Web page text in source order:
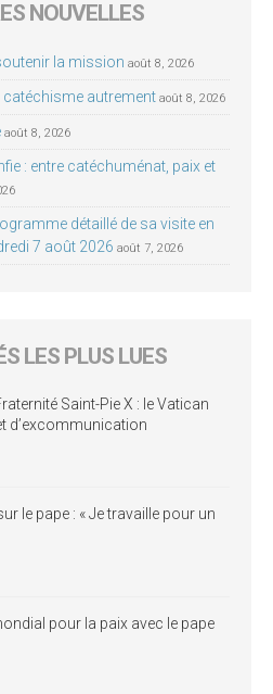
NOUVELLES
la mission août 8, 2026
catéchisme autrement août 8, 2026
août 8, 2026
: entre catéchuménat, paix et
détaillé de sa visite en
7 août 2026 août 7, 2026
LES PLUS LUES
Saint-Pie X : le Vatican
d’excommunication
le pape : « Je travaille pour un
pour la paix avec le pape